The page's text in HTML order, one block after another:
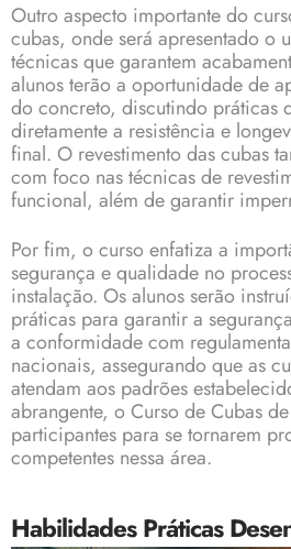
Outro aspecto importante do
cubas, onde será apresentado o
técnicas que garantem
alunos terão a oportunidade de
do concreto, discutindo práticas
diretamente a resistência e
final. O revestimento das cubas
com foco nas técnicas de
funcional, além de garantir
Por fim, o curso enfatiza a
segurança e qualidade no
instalação. Os alunos serão
práticas para garantir a
a conformidade com
nacionais, assegurando que as
atendam aos padrões
abrangente, o Curso de Cubas
participantes para se tornarem
competentes nessa área.
Habilidades Práticas